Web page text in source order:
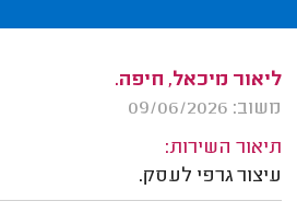
ליאור מיכאל, חיפה.
משוב: 09/06/2026
תיאור השירות:
עיצור גרפי לעסק.